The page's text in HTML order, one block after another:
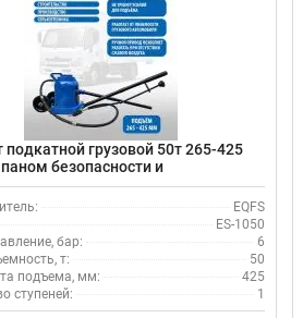
грузовой 50т 265-425
безопасности и
соединением EQFS ES-1050
EQFS
ES-1050
бар:
6
т:
50
подъема, мм:
425
ступеней:
1